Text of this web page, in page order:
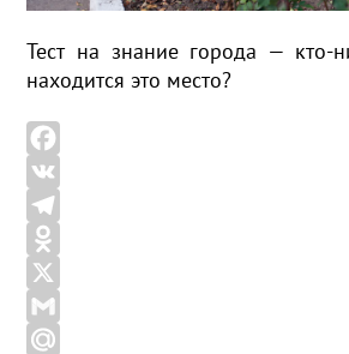
Тест на знание города — кто-
находится это место?
F
a
c
e
b
o
V
K
T
e
l
e
O
d
n
X
G